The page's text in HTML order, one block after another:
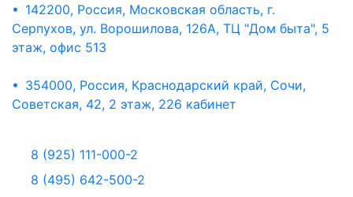
• 142200, Россия, Московская область, г.
Серпухов, ул. Ворошилова, 126А, ТЦ "Дом быта", 5
этаж, офис 513
• 354000, Россия, Краснодарский край, Сочи,
Советская, 42, 2 этаж, 226 кабинет
8 (925) 111-000-2
8 (495) 642-500-2